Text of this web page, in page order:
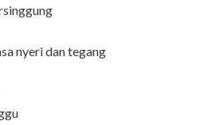
nyeri dan tegang